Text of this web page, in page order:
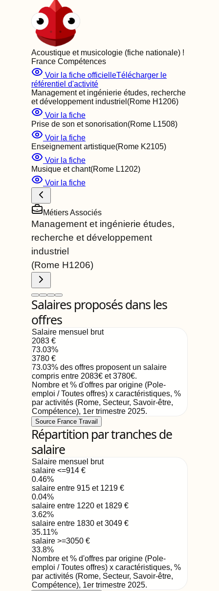
Acoustique et musicologie (fiche nationale) !
France Compétences
Voir la fiche officielleTélécharger le
référentiel d'activité
Management et ingénierie études, recherche
et développement industriel (Rome H1206)
Voir la fiche
Prise de son et sonorisation(Rome L1508)
Voir la fiche
Enseignement artistique(Rome K2105)
Voir la fiche
Musique et chant(Rome L1202)
Voir la fiche
Métiers Associés
Management et ingénierie études,
recherche et développement
industriel
(Rome H1206)
Salaires proposés dans les
offres
Salaire mensuel brut
2083 €
73.03%
3780 €
73.03% des offres proposent un salaire
compris entre 2083€ et3780€.
Nombre et % d'offres par origine (Pole-
emploi / Toutes offres) x caractéristiques, %
par activités (Rome, Secteur, Savoir-être,
Compétence), 1er trimestre 2025.
Source France Travail
Répartition par tranches de
salaire
Salaire mensuel brut
salaire <=914 €
0.46%
salaire entre 915 et 1219 €
0.04%
salaire entre 1220 et 1829 €
3.62%
salaire entre 1830 et 3049 €
35.11%
salaire >=3050 €
33.8%
Nombre et % d'offres par origine (Pole-
emploi / Toutes offres) x caractéristiques, %
par activités (Rome, Secteur, Savoir-être,
Compétence), 1er trimestre 2025.